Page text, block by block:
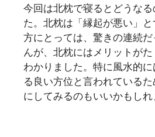
今回は北枕で寝るとどうな
た。北枕は「縁起が悪い」
方にとっては、驚きの連続
んが、北枕にはメリットが
わかりました。特に風水的
る良い方位と言われている
にしてみるのもいいかもしれ